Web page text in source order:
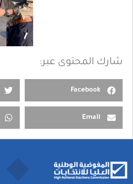
شارك المحتوى عبر:
Facebook
Email